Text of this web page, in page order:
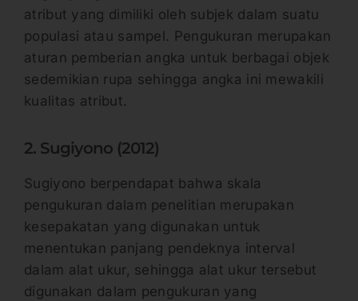
atribut yang dimiliki oleh subjek dalam suatu
populasi atau sampel. Pengukuran merupakan
aturan pemberian angka untuk berbagai objek
sedemikian rupa sehingga angka ini mewakili
kualitas atribut.
2. Sugiyono (2012)
Sugiyono berpendapat bahwa skala
pengukuran dalam penelitian merupakan
kesepakatan yang digunakan untuk
menentukan panjang pendeknya interval
dalam alat ukur, sehingga alat ukur tersebut
digunakan dalam pengukuran yang